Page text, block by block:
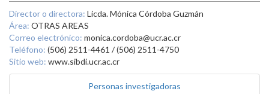
Director o directora: Licda. Mónica Córdoba Guzmán
Área: OTRAS AREAS
Correo electrónico: monica.cordoba@ucr.ac.cr
Teléfono: (506) 2511-4461 / (506) 2511-4750
Sitio web: www.sibdi.ucr.ac.cr
Personas investigadoras